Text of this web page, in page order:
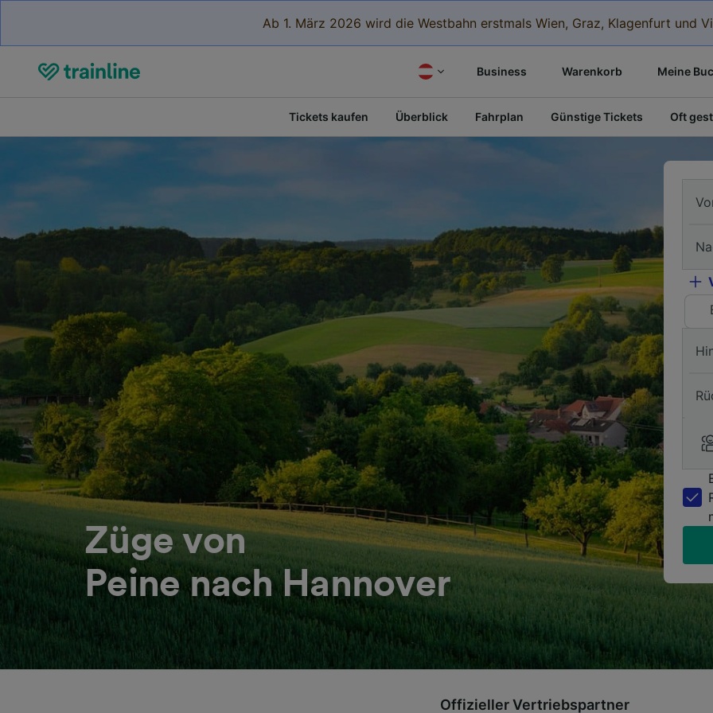
Ab 1. März 2026 wird die Westbahn erstmals Wien, Graz, Klagenfurt und
Business Warenkorb Meine
Tickets kaufen Überblick Fahrplan Günstige Tickets Oft
Züge von
Peine nach Hannover
Offizieller Vertriebspartner